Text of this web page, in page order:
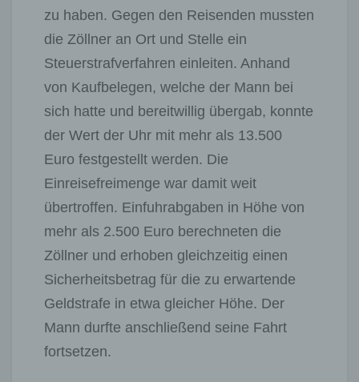
zu haben. Gegen den Reisenden mussten
die Zöllner an Ort und Stelle ein
Steuerstrafverfahren einleiten. Anhand
von Kaufbelegen, welche der Mann bei
sich hatte und bereitwillig übergab, konnte
der Wert der Uhr mit mehr als 13.500
Euro festgestellt werden. Die
Einreisefreimenge war damit weit
übertroffen. Einfuhrabgaben in Höhe von
mehr als 2.500 Euro berechneten die
Zöllner und erhoben gleichzeitig einen
Sicherheitsbetrag für die zu erwartende
Geldstrafe in etwa gleicher Höhe. Der
Mann durfte anschließend seine Fahrt
fortsetzen.